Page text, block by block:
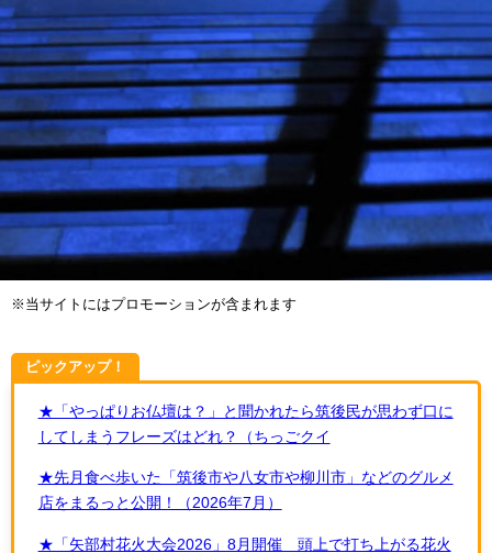
※当サイトにはプロモーションが含まれます
ピックアップ！
★「やっぱりお仏壇は？」と聞かれたら筑後民が思わず口に
してしまうフレーズはどれ？（ちっごクイ
★先月食べ歩いた「筑後市や八女市や柳川市」などのグルメ
店をまるっと公開！（2026年7月）
★「矢部村花火大会2026」8月開催 頭上で打ち上がる花火